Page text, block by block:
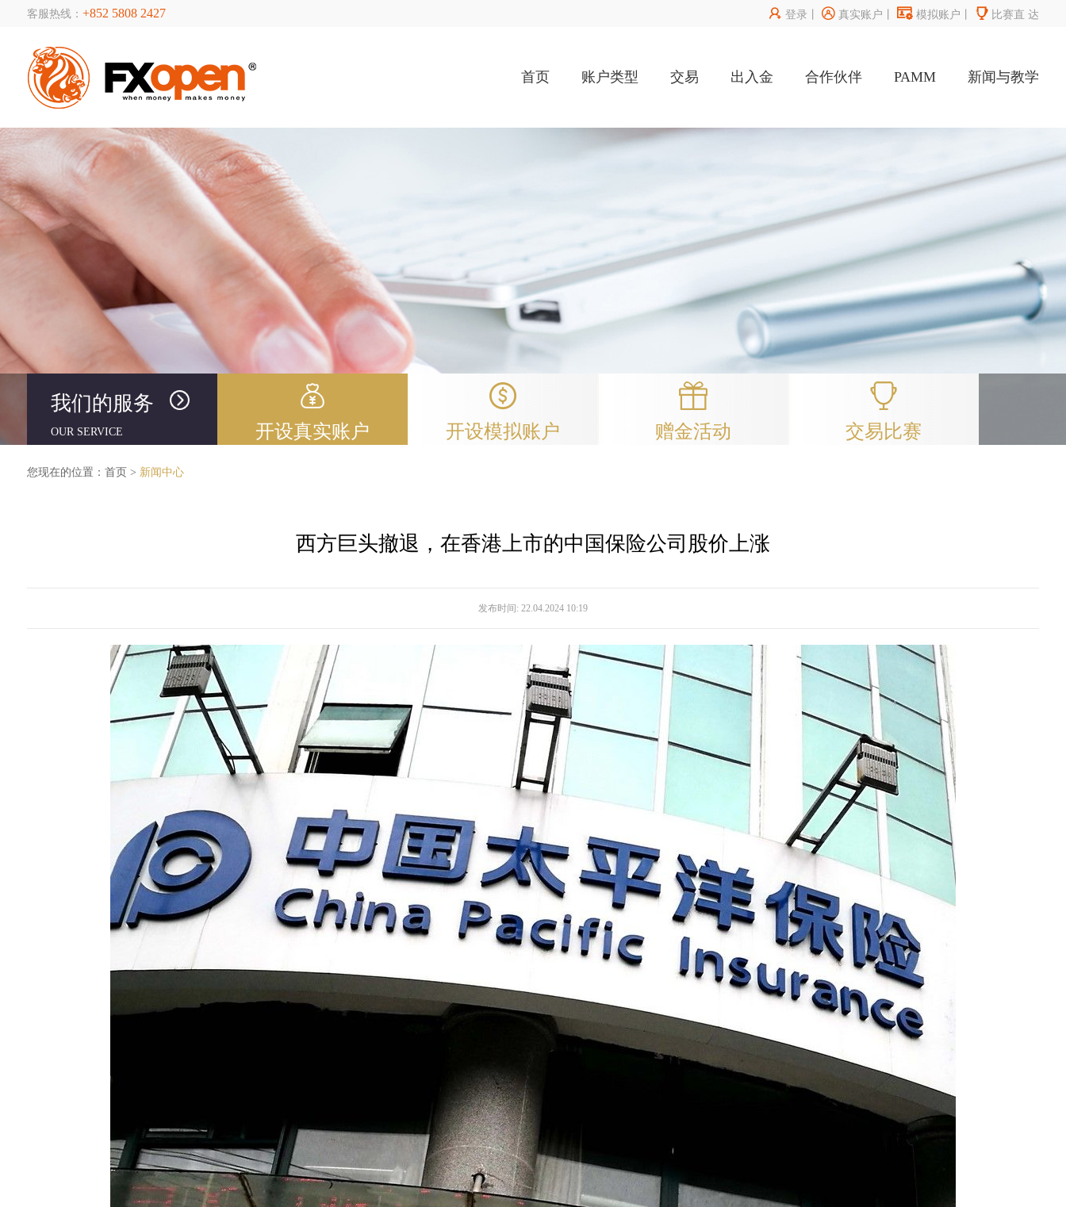
客服热线： +852 5808 2427  登录 丨 真实账户  模拟账户  比赛直 达
首页 账户类型 交易 出入金 合作伙伴 PAMM 新闻与教学
我们的服务
OUR SERVICE 开设真实账户 开设模拟账户 赠金活动 交易比赛
您现在的位置： 首页 > 新闻中心
西方巨头撤退，在香港上市的中国保险公司股价上涨
发布时间: 22.04.2024 10:19